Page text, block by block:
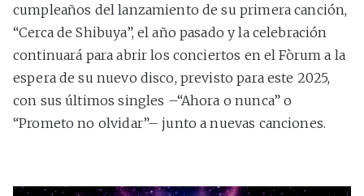
cumpleaños del lanzamiento de su primera canción,
“Cerca de Shibuya”, el año pasado y la celebración
continuará para abrir los conciertos en el Fòrum a la
espera de su nuevo disco, previsto para este 2025,
con sus últimos singles –“Ahora o nunca” o
“Prometo no olvidar”– junto a nuevas canciones.